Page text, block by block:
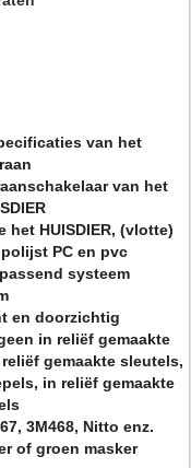
van het
van het
het HUISDIER, (vlotte)
PC en pvc
systeem
en doorzichtig
in reliëf gemaakte
gemaakte sleutels,
in reliëf gemaakte
3M468, Nitto enz.
of groen masker